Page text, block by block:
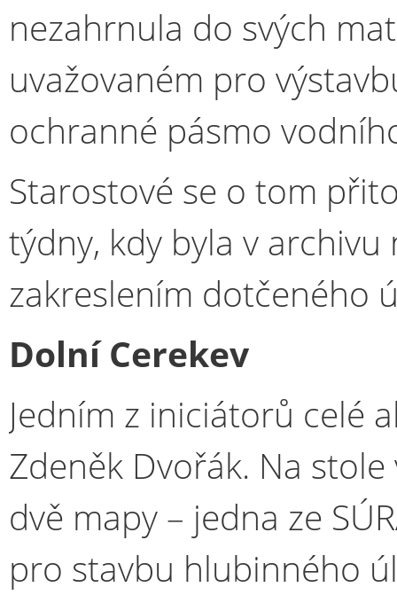
nezahrnula do svých
uvažovaném pro
ochranné pásmo
Starostové se o tom
týdny, kdy byla v archivu
zakreslením dotčeného
Dolní Cerekev
Jedním z iniciátorů celé
Zdeněk Dvořák. Na
dvě mapy – jedna ze
pro stavbu hlubinného